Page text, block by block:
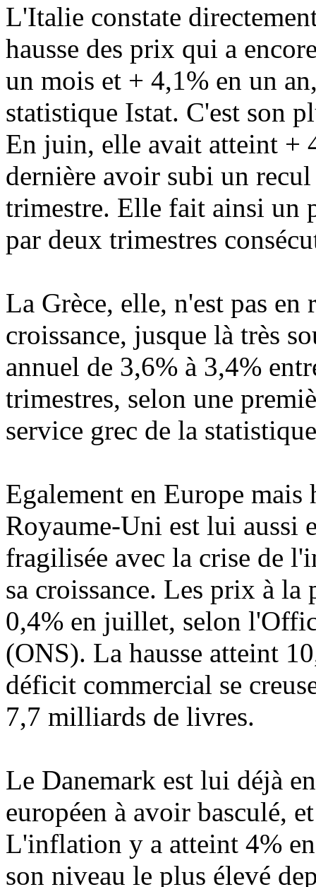
L'Italie constate
hausse des prix qui a
un mois et + 4,1% en un
statistique Istat. C'est son
En juin, elle avait atteint +
dernière avoir subi un
trimestre. Elle fait ainsi un
par deux trimestres
La Grèce, elle, n'est pas
croissance, jusque là très
annuel de 3,6% à 3,4%
trimestres, selon une
service grec de la
Egalement en Europe mais
Royaume-Uni est lui aussi
fragilisée avec la crise de
sa croissance. Les prix à
0,4% en juillet, selon
(ONS). La hausse atteint
déficit commercial se
7,7 milliards de livres.
Le Danemark est lui déjà
européen à avoir basculé,
L'inflation y a atteint 4%
son niveau le plus élevé